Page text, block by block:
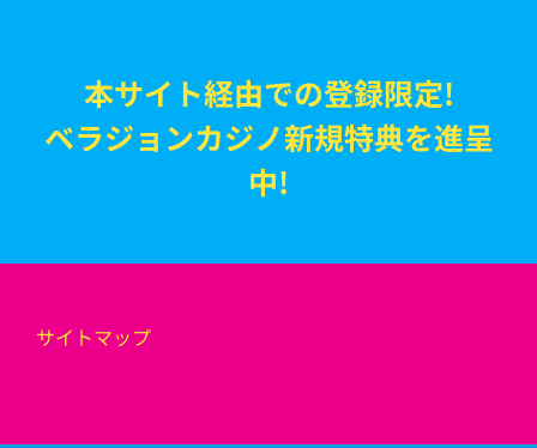
本サイト経由での登録限定!
ベラジョンカジノ新規特典を進呈
中!
サイトマップ